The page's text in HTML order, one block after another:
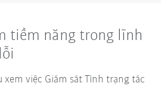
tiềm năng trong lĩnh
việc Giám sát Tình trạng tác